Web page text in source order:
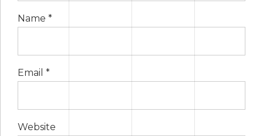
Name *
Email *
Website